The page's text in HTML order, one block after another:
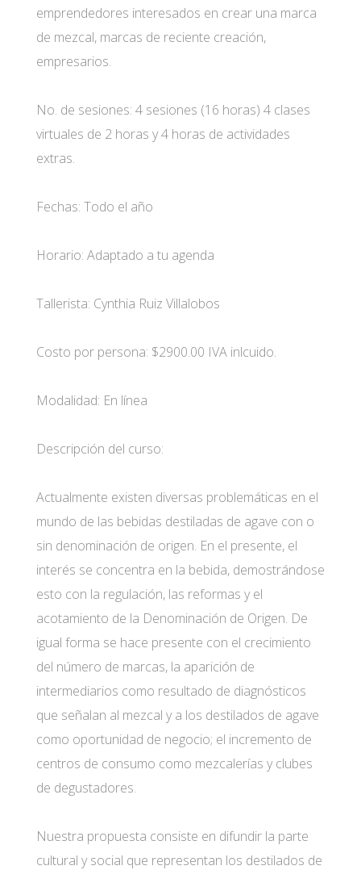
emprendedores interesados en crear una marca
de mezcal, marcas de reciente creación,
empresarios.
No. de sesiones: 4 sesiones (16 horas) 4 clases
virtuales de 2 horas y 4 horas de actividades
extras.
Fechas: Todo el año
Horario: Adaptado a tu agenda
Tallerista: Cynthia Ruiz Villalobos
Costo por persona: $2900.00 IVA inlcuido.
Modalidad: En línea
Descripción del curso:
Actualmente existen diversas problemáticas en el
mundo de las bebidas destiladas de agave con o
sin denominación de origen. En el presente, el
interés se concentra en la bebida, demostrándose
esto con la regulación, las reformas y el
acotamiento de la Denominación de Origen. De
igual forma se hace presente con el crecimiento
del número de marcas, la aparición de
intermediarios como resultado de diagnósticos
que señalan al mezcal y a los destilados de agave
como oportunidad de negocio; el incremento de
centros de consumo como mezcalerías y clubes
de degustadores.
Nuestra propuesta consiste en difundir la parte
cultural y social que representan los destilados de